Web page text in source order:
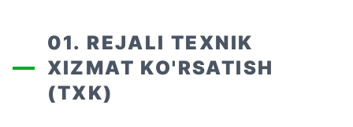
01. REJALI TEXNIK
XIZMAT KO'RSATISH
(TXK)